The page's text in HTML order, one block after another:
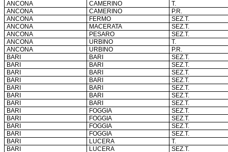
ANCONA CAMERINO
T.
ANCONA
CAMERINO
P.R.
ANCONA
FERMO
SEZ.T.
ANCONA
MACERATA
SEZ.T.
ANCONA
PESARO
SEZ.T.
ANCONA
URBINO
T.
ANCONA
URBINO
P.R.
BARI
BARI
SEZ.T.
BARI
BARI
SEZ.T.
BARI
BARI
SEZ.T.
BARI
BARI
SEZ.T.
BARI
BARI
SEZ.T.
BARI
BARI
SEZ.T.
BARI
BARI
SEZ.T.
BARI
FOGGIA
SEZ.T.
BARI
FOGGIA
SEZ.T.
BARI
FOGGIA
SEZ.T.
BARI
FOGGIA
SEZ.T.
BARI
LUCERA
T.
BARI
LUCERA
SEZ.T.